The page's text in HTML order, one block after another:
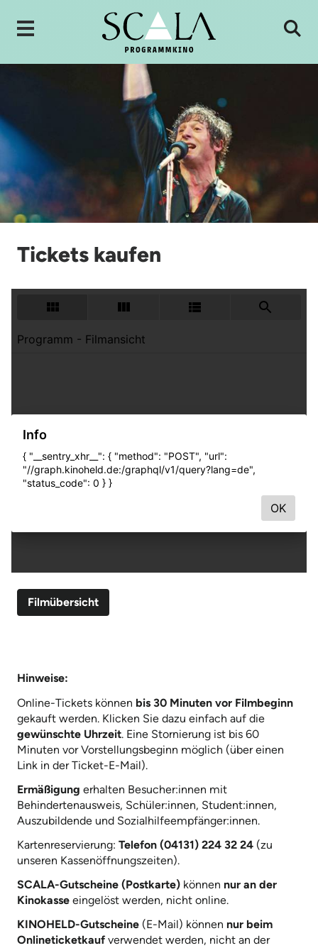
Tickets kaufen
Filmübersicht
Hinweise:
Online-Tickets können bis 30 Minuten vor Filmbeginn
gekauft werden. Klicken Sie dazu einfach auf die
gewünschte Uhrzeit. Eine Stornierung ist bis 60
Minuten vor Vorstellungsbeginn möglich (über einen
Link in der Ticket-E-Mail).
Ermäßigung erhalten Besucher:innen mit
Behindertenausweis, Schüler:innen, Student:innen,
Auszubildende und Sozialhilfeempfänger:innen.
Kartenreservierung: Telefon (04131) 224 32 24 (zu
unseren Kassenöffnungszeiten).
SCALA-Gutscheine (Postkarte) können nur an der
Kinokasse eingelöst werden, nicht online.
KINOHELD-Gutscheine (E-Mail) können nur beim
Onlineticketkauf verwendet werden, nicht an der